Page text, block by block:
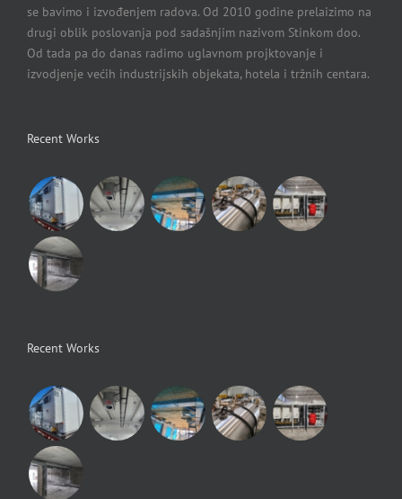
se bavimo i izvođenjem radova. Od 2010 godine prelaizimo na
drugi oblik poslovanja pod sadašnjim nazivom Stinkom doo.
Od tada pa do danas radimo uglavnom projktovanje i
izvodjenje većih industrijskih objekata, hotela i tržnih centara.
Recent Works
Recent Works